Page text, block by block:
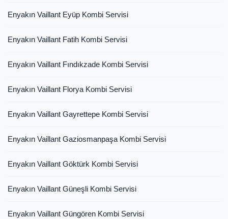
Enyakın Vaillant Eyüp Kombi Servisi
Enyakın Vaillant Fatih Kombi Servisi
Enyakın Vaillant Fındıkzade Kombi Servisi
Enyakın Vaillant Florya Kombi Servisi
Enyakın Vaillant Gayrettepe Kombi Servisi
Enyakın Vaillant Gaziosmanpaşa Kombi Servisi
Enyakın Vaillant Göktürk Kombi Servisi
Enyakın Vaillant Güneşli Kombi Servisi
Enyakın Vaillant Güngören Kombi Servisi